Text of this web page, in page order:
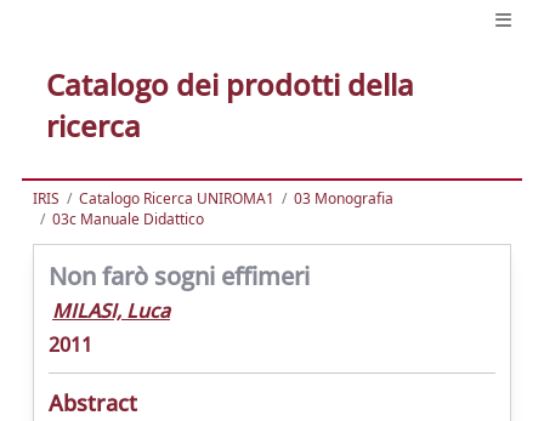
Catalogo dei prodotti della
ricerca
IRIS Catalogo Ricerca UNIROMA1
03 Monografia
03c Manuale Didattico
Non farò sogni effimeri
MILASI, Luca
2011
Abstract